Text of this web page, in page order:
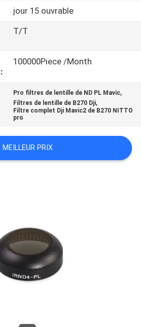
jour 15 ouvrable
T/T
100000Piece /Month
Pro filtres de lentille de ND PL Mavic,
Filtres de lentille de B270 Dji,
Filtre complet Dji Mavic2 de B270 NITTO
pro
MEILLEUR PRIX